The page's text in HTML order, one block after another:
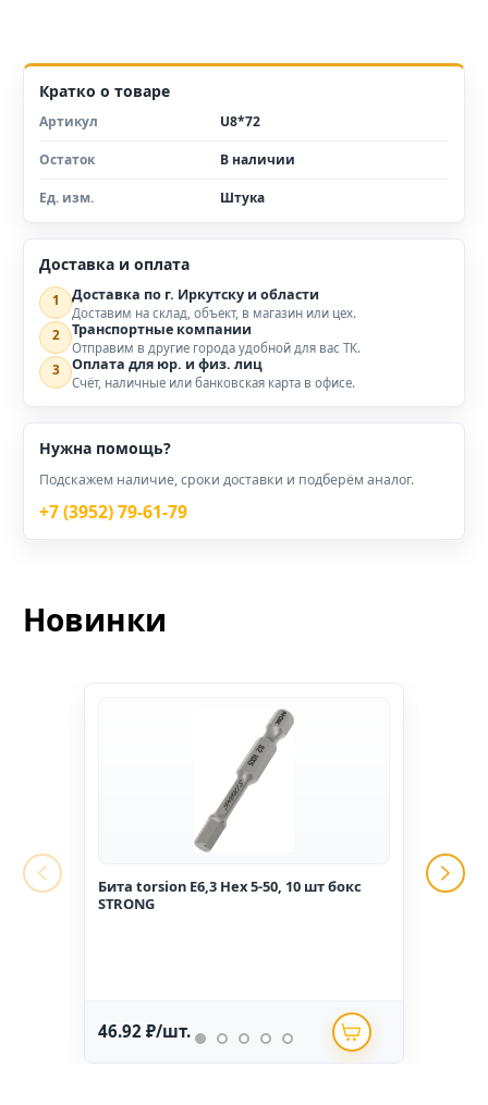
Кратко о товаре
Артикул U8*72
Остаток В наличии
Ед. изм. Штука
Доставка и оплата
1 Доставка по г. Иркутску и области
Доставим на склад, объект, в магазин или цех.
2 Транспортные компании
Отправим в другие города удобной для вас ТК.
3 Оплата для юр. и физ. лиц
Счёт, наличные или банковская карта в офисе.
Нужна помощь?
Подскажем наличие, сроки доставки и подберём аналог.
+7 (3952) 79-61-79
Новинки
Бита torsion E6,3 Hex 5-50, 10 шт бокс
STRONG
46.92 ₽/шт.